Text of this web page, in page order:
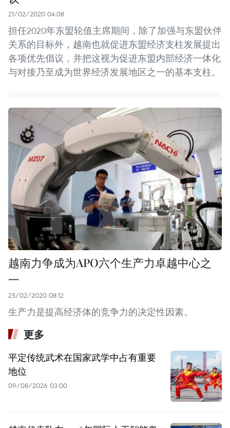
21/02/2020 04:08
担任2020年东盟轮值主席期间，除了加强与东盟伙伴
关系的目标外，越南也就促进东盟经济支柱发展提出
各项优先倡议，并把这视为促进东盟内部经济一体化
与对接乃至成为世界经济发展地区之一的基本支柱。
越南力争成为APO六个生产力卓越中心之
一
25/02/2020 08:12
生产力是提高经济体的竞争力的决定性因素。
更多
平定传统武术在国家武学中占有重要
地位
09/08/2026 03:00